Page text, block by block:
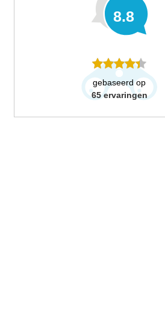
8.8
gebaseerd op
65 ervaringen